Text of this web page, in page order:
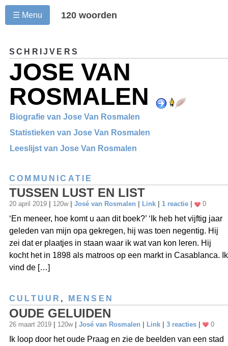
☰ Menu 120 woorden
SCHRIJVERS
JOSE VAN
ROSMALEN
Biografie van Jose Van Rosmalen
Statistieken van Jose Van Rosmalen
Leeslijst van Jose Van Rosmalen
COMMUNICATIE
TUSSEN LUST EN LIST
20 april 2019 120w José van Rosmalen Link 1 reactie 0
‘En meneer, hoe komt u aan dit boek?’ ‘Ik heb het vijftig jaar
geleden van mijn opa gekregen, hij was toen negentig. Hij
zei dat er plaatjes in staan waar ik wat van kon leren. Hij
kocht het in 1898 als matroos op een markt in Casablanca. Ik
vind de […]
CULTUUR , MENSEN
OUDE GELUIDEN
26 maart 2019 | 120w | José van Rosmalen | Link | 3 reacties | 0
Ik loop door het oude Praag en zie de beelden van een stad